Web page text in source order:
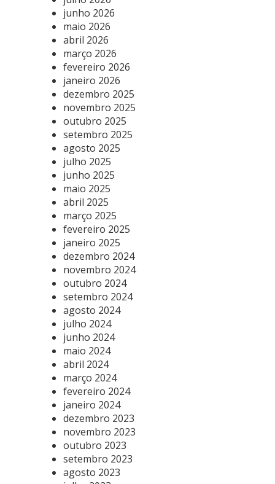
junho 2026
maio 2026
abril 2026
março 2026
fevereiro 2026
janeiro 2026
dezembro 2025
novembro 2025
outubro 2025
setembro 2025
agosto 2025
julho 2025
junho 2025
maio 2025
abril 2025
março 2025
fevereiro 2025
janeiro 2025
dezembro 2024
novembro 2024
outubro 2024
setembro 2024
agosto 2024
julho 2024
junho 2024
maio 2024
abril 2024
março 2024
fevereiro 2024
janeiro 2024
dezembro 2023
novembro 2023
outubro 2023
setembro 2023
agosto 2023